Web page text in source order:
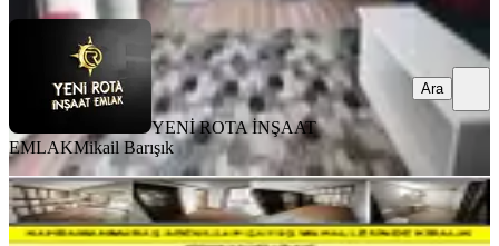
YENİ ROTA İNŞAAT
EMLAKMikail Barışık
Ara
YENİ
Kahramanmaraş Ş.abdullah Çavuş
Mahallesinde Kiralık